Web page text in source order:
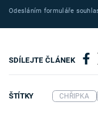
Odesláním formuláře
SDÍLEJTE ČLÁNEK
ŠTÍTKY CHŘIPKA